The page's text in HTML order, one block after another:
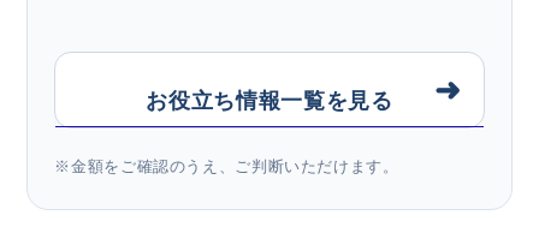
お役立ち情報一覧を見る ➜
※金額をご確認のうえ、ご判断いただけます。